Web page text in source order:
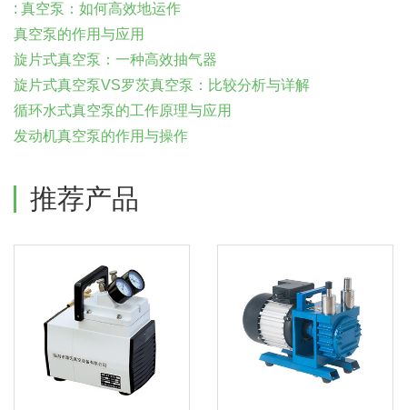
: 真空泵：如何高效地运作
真空泵的作用与应用
旋片式真空泵：一种高效抽气器
旋片式真空泵VS罗茨真空泵：比较分析与详解
循环水式真空泵的工作原理与应用
发动机真空泵的作用与操作
推荐产品